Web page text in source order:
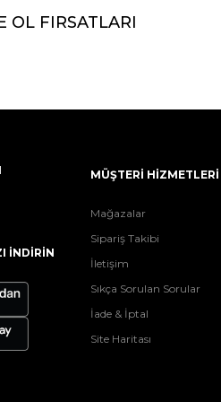
OL FIRSATLARI
İNDİRİN
MÜŞTERİ HİZMETLERİ
Mağazalar
Sipariş Takibi
İletişim
Sıkça Sorulan Sorular
İade & İptal
Site Haritası